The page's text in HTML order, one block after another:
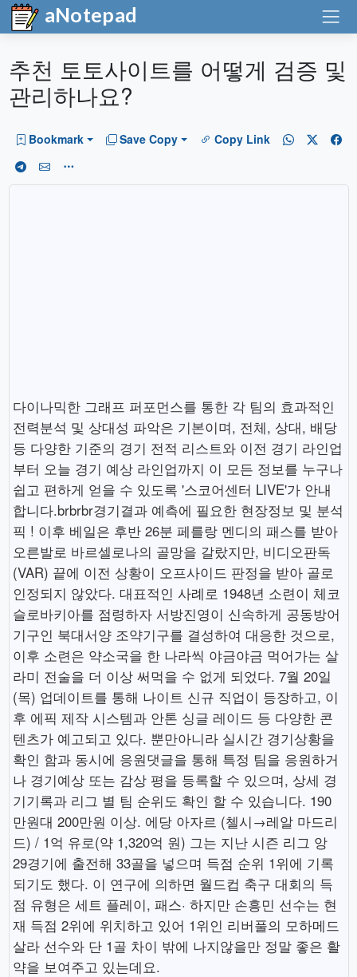
aNotepad
추천 토토사이트를 어떻게 검증 및
관리하나요?
Bookmark Save Copy Copy Link
다이나믹한 그래프 퍼포먼스를 통한 각 팀의 효과적인
전력분석 및 상대성 파악은 기본이며, 전체, 상대, 배당
등 다양한 기준의 경기 전적 리스트와 이전 경기 라인업
부터 오늘 경기 예상 라인업까지 이 모든 정보를 누구나
쉽고 편하게 얻을 수 있도록 '스코어센터 LIVE'가 안내
합니다.brbrbr경기결과 예측에 필요한 현장정보 및 분석
픽 ! 이후 베일은 후반 26분 페를랑 멘디의 패스를 받아
오른발로 바르셀로나의 골망을 갈랐지만, 비디오판독
(VAR) 끝에 이전 상황이 오프사이드 판정을 받아 골로
인정되지 않았다. 대표적인 사례로 1948년 소련이 체코
슬로바키아를 점령하자 서방진영이 신속하게 공동방어
기구인 북대서양 조약기구를 결성하여 대응한 것으로,
이후 소련은 약소국을 한 나라씩 야금야금 먹어가는 살
라미 전술을 더 이상 써먹을 수 없게 되었다. 7월 20일
(목) 업데이트를 통해 나이트 신규 직업이 등장하고, 이
후 에픽 제작 시스템과 안톤 싱글 레이드 등 다양한 콘
텐츠가 예고되고 있다. 뿐만아니라 실시간 경기상황을
확인 함과 동시에 응원댓글을 통해 특정 팀을 응원하거
나 경기예상 또는 감상 평을 등록할 수 있으며, 상세 경
기기록과 리그 별 팀 순위도 확인 할 수 있습니다. 190
만원대 200만원 이상. 에당 아자르 (첼시→레알 마드리
드) / 1억 유로(약 1,320억 원) 그는 지난 시즌 리그 앙
29경기에 출전해 33골을 넣으며 득점 순위 1위에 기록
되기도 했다. 이 연구에 의하면 월드컵 축구 대회의 득
점 유형은 세트 플레이, 패스· 하지만 손흥민 선수는 현
재 득점 2위에 위치하고 있어 1위인 리버풀의 모하메드
살라 선수와 단 1골 차이 밖에 나지않을만 정말 좋은 활
약을 보여주고 있는데요.